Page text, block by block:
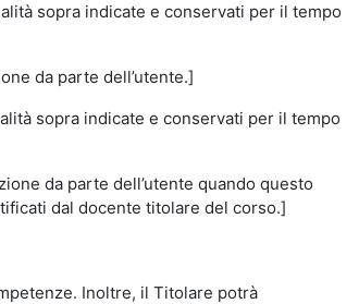
sopra indicate e conservati per il tempo
da parte dell’utente.]
sopra indicate e conservati per il tempo
da parte dell’utente quando questo
dal docente titolare del corso.]
Inoltre, il Titolare potrà